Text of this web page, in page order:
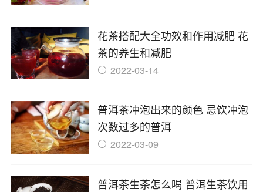
花茶搭配大全功效和作用减肥 花
茶的养生和减肥
2022-03-14
普洱茶冲泡出来的颜色 忌饮冲泡
次数过多的普洱
2022-03-09
普洱茶生茶怎么喝 普洱生茶饮用